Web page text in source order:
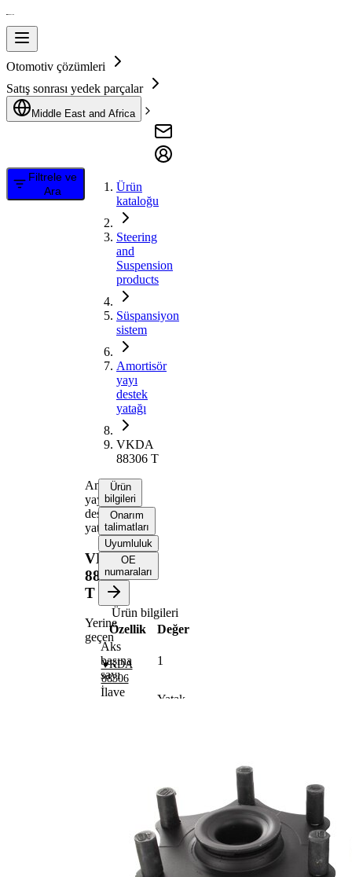
Otomotiv çözümleri
Satış sonrası yedek parçalar
Middle East and Africa
Filtrele ve
Ara
Ürün
kataloğu
Steering
and
Suspension
products
Süspansiyon
sistem
Amortisör
yayı
destek
yatağı
VKDA
88306 T
Amortisör
yayı
destek
yatağı
VKDA
88306
T
Yerine
geçen
VKDA
88306
Ürün
bilgileri
Onarım
talimatları
Uyumluluk
OE
numaraları
Ürün bilgileri
Özellik
Değer
Aks
başına
sayı
1
İlave
Yatak